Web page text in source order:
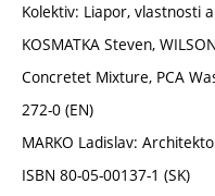
Kolektiv: Liapor, vlastnosti
KOSMATKA Steven,
Concretet Mixture, PCA
272-0 (EN)
MARKO Ladislav:
ISBN 80-05-00137-1 (SK)